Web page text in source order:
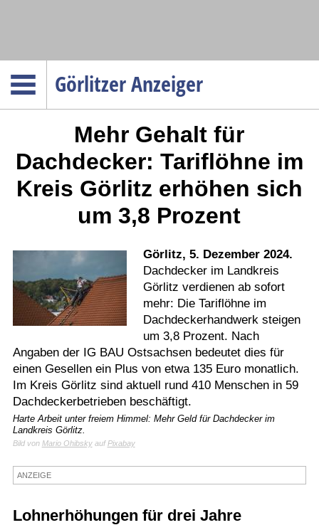
Görlitzer Anzeiger
Gesellschaft
Wirtschaft
Gesundheit
Kultur
Sport
Kostenlos
Mehr Gehalt für
Dachdecker: Tariflöhne im
Kreis Görlitz erhöhen sich
um 3,8 Prozent
Görlitz, 5. Dezember 2024.
Dachdecker im Landkreis
Görlitz verdienen ab sofort
mehr: Die Tariflöhne im
Dachdeckerhandwerk steigen
um 3,8 Prozent. Nach
Angaben der IG BAU Ostsachsen bedeutet dies für
einen Gesellen ein Plus von etwa 135 Euro monatlich.
Im Kreis Görlitz sind aktuell rund 410 Menschen in 59
Dachdeckerbetrieben beschäftigt.
Harte Arbeit unter freiem Himmel: Mehr Geld für Dachdecker im
Landkreis Görlitz.
Bild von Mario OhibskyaufPixabay
ANZEIGE
Lohnerhöhungen für drei Jahre